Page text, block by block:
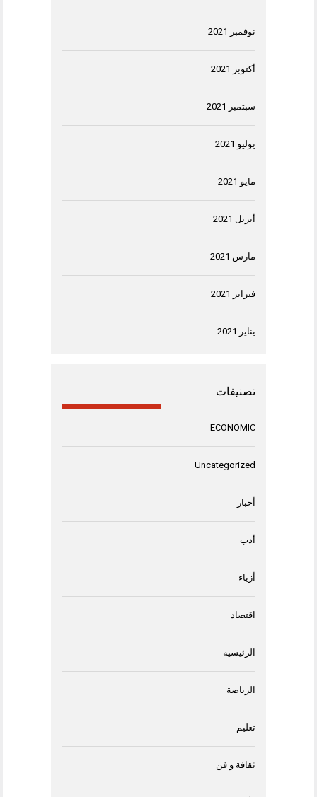
نوفمبر 2021
أكتوبر 2021
سبتمبر 2021
يوليو 2021
مايو 2021
أبريل 2021
مارس 2021
فبراير 2021
يناير 2021
تصنيفات
ECONOMIC
Uncategorized
أخبار
أدب
أزياء
اقتصاد
الرئيسية
الرياضة
تعليم
ثقافة و فن